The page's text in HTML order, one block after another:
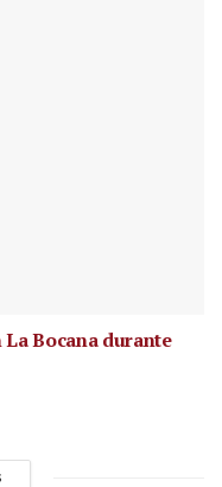
Bocana durante